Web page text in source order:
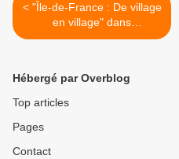
< "Île-de-France : De village
en village" dans
"Échappées Belles" ce soir
Hébergé par Overblog
Top articles
Pages
Contact